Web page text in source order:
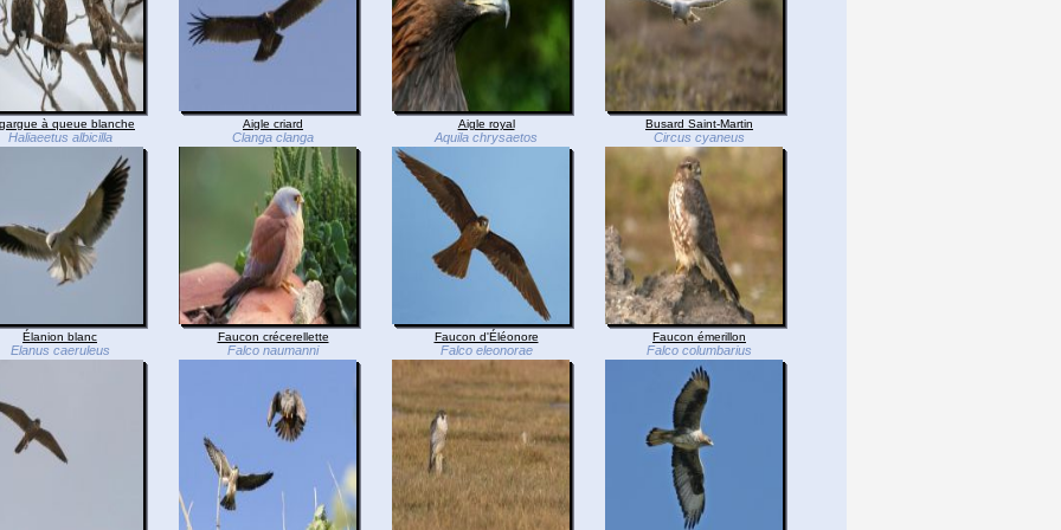
à queue blanche
Haliaeetus albicilla
Aigle criard
Clanga clanga
Aigle royal
Aquila chrysaetos
Busard Saint-Martin
Circus cyaneus
Élanion blanc
Elanus caeruleus
Faucon crécerellette
Falco naumanni
Faucon d'Éléonore
Falco eleonorae
Faucon émerillon
Falco columbarius